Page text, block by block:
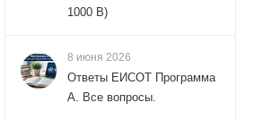
1000 В)
8 июня 2026
Ответы ЕИСОТ Программа
А. Все вопросы.